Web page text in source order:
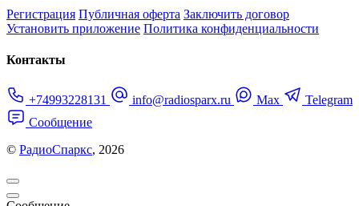
Регистрация Публичная оферта Заключить договор
Установить приложение Политика конфиденциальности
Контакты
+74993228131 info@radiosparx.ru Max
Telegram
Сообщение
© РадиоСпаркс, 2026